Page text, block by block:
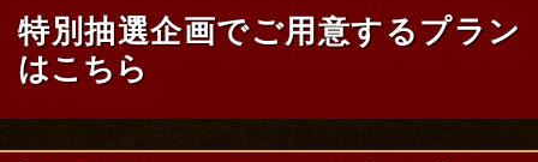
特別抽選企画でご用意するプラン
はこちら